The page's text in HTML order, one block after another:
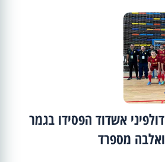
אשדוד הפסידו בגמר
מספרד